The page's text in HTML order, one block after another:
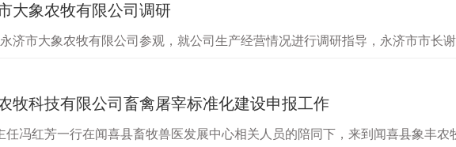
大象农牧有限公司调研
济市大象农牧有限公司参观，就公司生产经营情况进行调研指导，永济市市长
牧科技有限公司畜禽屠宰标准化建设申报工作
冯红芳一行在闻喜县畜牧兽医发展中心相关人员的陪同下，来到闻喜县象丰农